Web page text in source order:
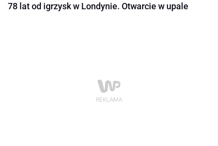
78 lat od igrzysk w Londynie. Otwarcie w upale